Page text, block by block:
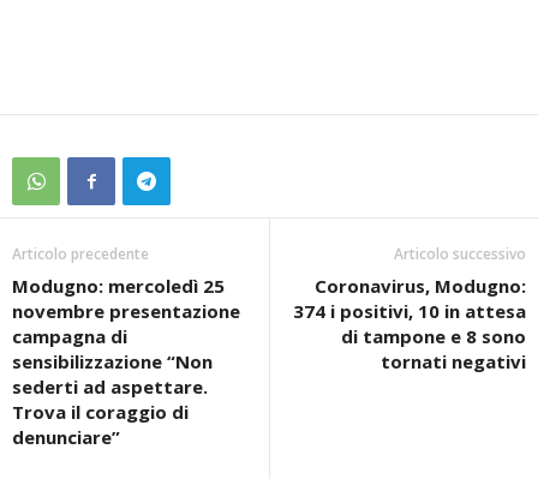
Articolo precedente
Modugno: mercoledì 25
novembre presentazione
campagna di
sensibilizzazione “Non
sederti ad aspettare.
Trova il coraggio di
denunciare”
Articolo successivo
Coronavirus, Modugno:
374 i positivi, 10 in attesa
di tampone e 8 sono
tornati negativi